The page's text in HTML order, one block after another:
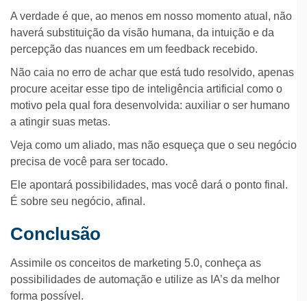
A verdade é que, ao menos em nosso momento atual, não
haverá substituição da visão humana, da intuição e da
percepção das nuances em um feedback recebido.
Não caia no erro de achar que está tudo resolvido, apenas
procure aceitar esse tipo de inteligência artificial como o
motivo pela qual fora desenvolvida: auxiliar o ser humano
a atingir suas metas.
Veja como um aliado, mas não esqueça que o seu negócio
precisa de você para ser tocado.
Ele apontará possibilidades, mas você dará o ponto final.
É sobre seu negócio, afinal.
Conclusão
Assimile os conceitos de marketing 5.0, conheça as
possibilidades de automação e utilize as IA’s da melhor
forma possível.